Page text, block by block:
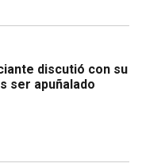
discutió con su
ser apuñalado